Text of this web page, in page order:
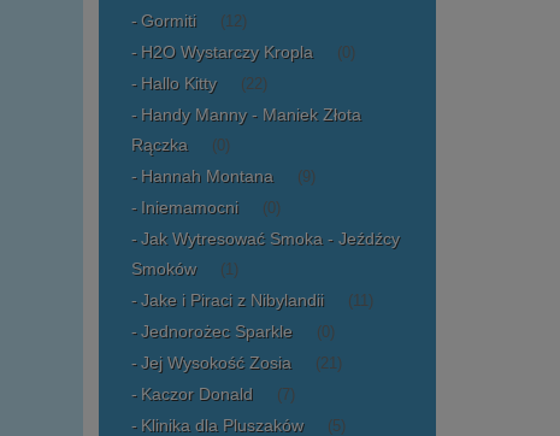
Gormiti (12)
H2O Wystarczy Kropla (0)
Hallo Kitty (22)
Handy Manny - Maniek Złota
Rączka
(0)
Hannah Montana (9)
Iniemamocni (0)
Jak Wytresować Smoka - Jeźdźcy
Smoków
(1)
Jake i Piraci z Nibylandii (11)
Jednorożec Sparkle (0)
Jej Wysokość Zosia (21)
Kaczor Donald (7)
Klinika dla Pluszaków (5)